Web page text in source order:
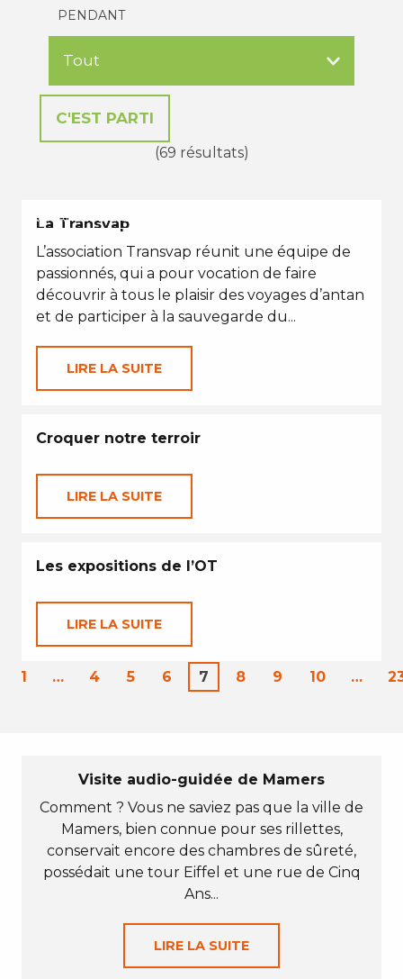
PENDANT
(69 résultats)
VACANCES D'ÉTÉ
La Transvap
L’association Transvap réunit une équipe de
passionnés, qui a pour vocation de faire
découvrir à tous le plaisir des voyages d’antan
et de participer à la sauvegarde du...
LIRE LA SUITE
Croquer notre terroir
LIRE LA SUITE
Les expositions de l’OT
LIRE LA SUITE
1 … 4 5 6 7 8 9 10 …
Visite audio-guidée de Mamers
Comment ? Vous ne saviez pas que la ville de
Mamers, bien connue pour ses rillettes,
conservait encore des chambres de sûreté,
possédait une tour Eiffel et une rue de Cinq
Ans...
LIRE LA SUITE